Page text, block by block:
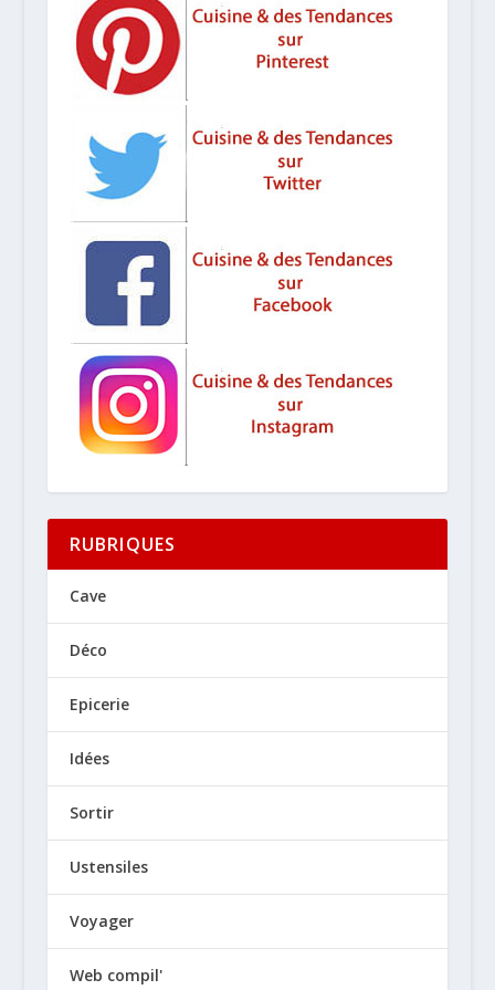
RUBRIQUES
Cave
Déco
Epicerie
Idées
Sortir
Ustensiles
Voyager
Web compil'